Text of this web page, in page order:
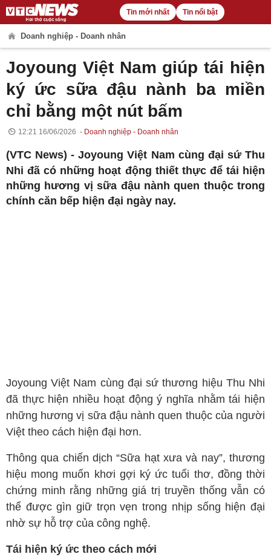
Tin mới nhất Tin nổi bật
Doanh nghiệp - Doanh nhân
Joyoung Việt Nam giúp tái hiện
ký ức sữa đậu nành ba miền
chỉ bằng một nút bấm
12:21 16/06/2026 Doanh nghiệp - Doanh nhân
(VTC News) -Joyoung Việt Nam cùng đại sứ Thu
Nhi đã có những hoạt động thiết thực để tái hiện
những hương vị sữa đậu nành quen thuộc trong
chính căn bếp hiện đại ngày nay.
Joyoung Việt Nam cùng đại sứ thương hiệu Thu Nhi
đã thực hiện nhiều hoạt động ý nghĩa nhằm tái hiện
những hương vị sữa đậu nành quen thuộc của người
Việt theo cách hiện đại hơn.
Thông qua chiến dịch “Sữa hạt xưa và nay”, thương
hiệu mong muốn khơi gợi ký ức tuổi thơ, đồng thời
chứng minh rằng những giá trị truyền thống vẫn có
thể được gìn giữ trọn vẹn trong nhịp sống hiện đại
nhờ sự hỗ trợ của công nghệ.
Tái hiện ký ức theo cách mới